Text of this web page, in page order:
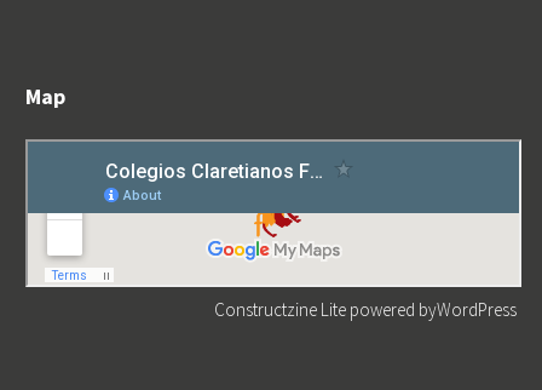
Map
Constructzine Lite powered byWordPress